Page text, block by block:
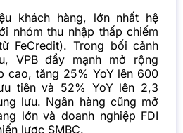
khách hàng, lớn nhất hệ
nhóm thu nhập thấp chiếm
FeCredit). Trong bối cảnh
VPB đẩy mạnh mở rộng
cao, tăng 25% YoY lên 600
tiên và 52% YoY lên 2,3
lưu. Ngân hàng cũng mở
lớn và doanh nghiệp FDI
lược SMBC.